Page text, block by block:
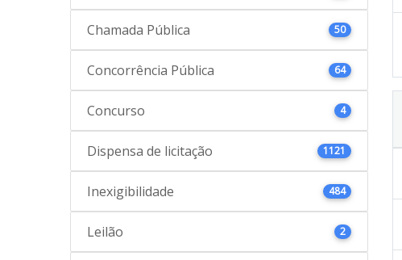
Chamada Pública 50
Concorrência Pública 64
Concurso 4
Dispensa de licitação 1121
Inexigibilidade 484
Leilão 2